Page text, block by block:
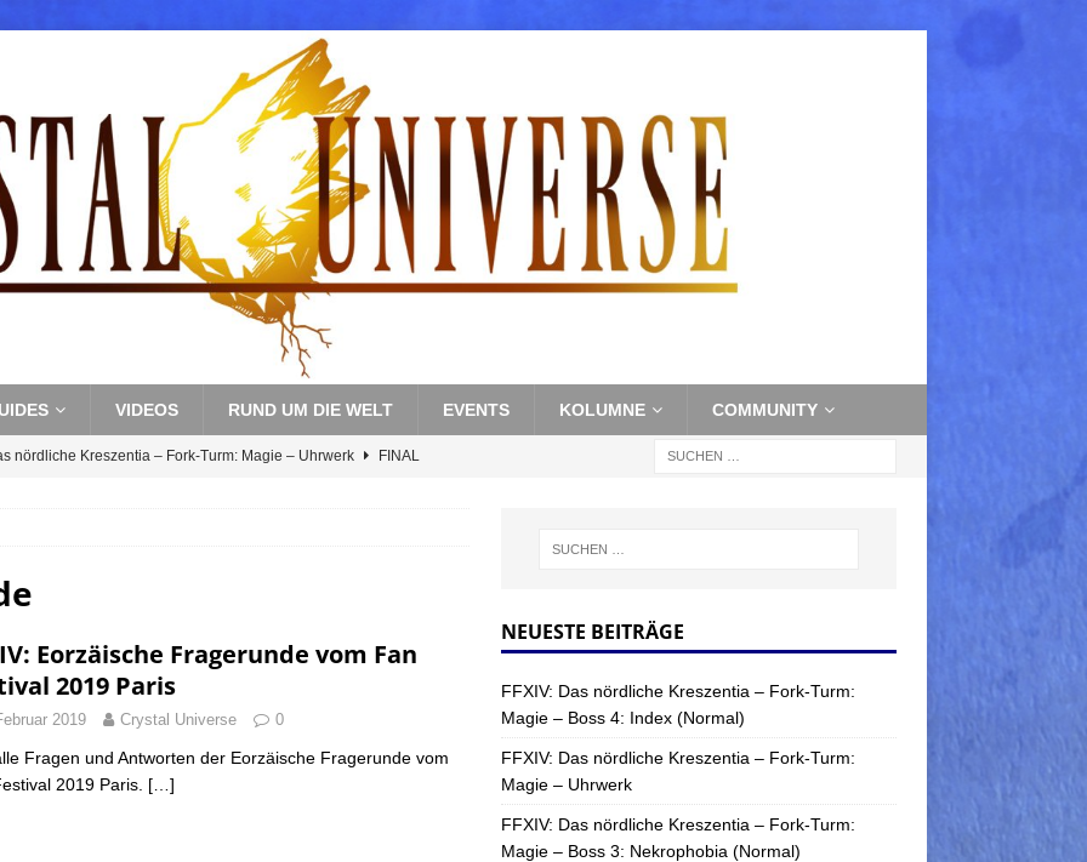
VIDEOS RUND UM DIE WELT EVENTS KOLUMNE COMMUNITY
nördliche Kreszentia – Fork-Turm: Magie – Uhrwerk FINAL
nördliche Kreszentia – Fork-Turm: Magie – Boss 4: Index (Normal)
Eorzäische Fragerunde vom Fan
2019 Paris
2019 Crystal Universe 0
Fragen und Antworten der Eorzäische Fragerunde vom
2019 Paris. […]
NEUESTE BEITRÄGE
FFXIV: Das nördliche Kreszentia – Fork-Turm:
Magie – Boss 4: Index (Normal)
FFXIV: Das nördliche Kreszentia – Fork-Turm:
Magie – Uhrwerk
FFXIV: Das nördliche Kreszentia – Fork-Turm:
Magie – Boss 3: Nekrophobia (Normal)